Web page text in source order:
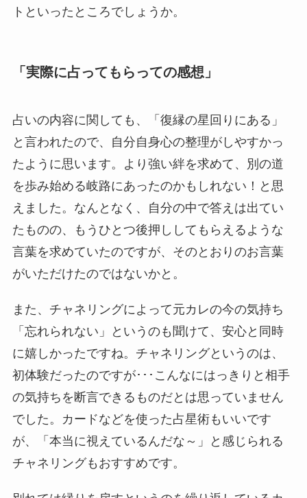
トといったところでしょうか。
「実際に占ってもらっての感想」
占いの内容に関しても、「復縁の星回りにある」
と言われたので、自分自身心の整理がしやすかっ
たように思います。より強い絆を求めて、別の道
を歩み始める岐路にあったのかもしれない！と思
えました。なんとなく、自分の中で答えは出てい
たものの、もうひとつ後押ししてもらえるような
言葉を求めていたのですが、そのとおりのお言葉
がいただけたのではないかと。
また、チャネリングによって元カレの今の気持ち
「忘れられない」というのも聞けて、安心と同時
に嬉しかったですね。チャネリングというのは、
初体験だったのですが･･･こんなにはっきりと相手
の気持ちを断言できるものだとは思っていません
でした。カードなどを使った占星術もいいです
が、「本当に視えているんだな～」と感じられる
チャネリングもおすすめです。